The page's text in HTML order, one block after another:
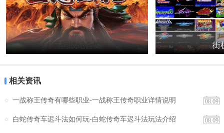
三国战纪合集 街
相关资讯
08.09
一战称王传奇有哪些职业-一战称王传奇职业详情说明
08.09
白蛇传奇车迟斗法如何玩-白蛇传奇车迟斗法玩法介绍